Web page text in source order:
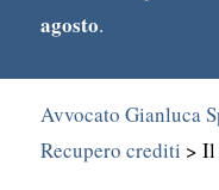
agosto.
Avvocato Gianluca
Recupero crediti > Il